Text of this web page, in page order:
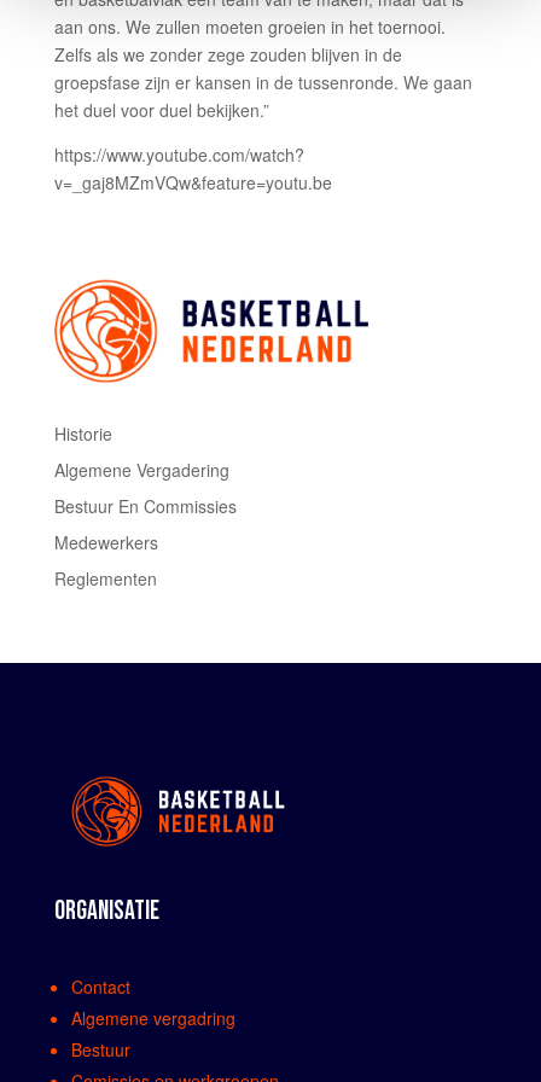
aan ons. We zullen moeten groeien in het toernooi.
Zelfs als we zonder zege zouden blijven in de
groepsfase zijn er kansen in de tussenronde. We gaan
het duel voor duel bekijken.”
https://www.youtube.com/watch?
v=_gaj8MZmVQw&feature=youtu.be
Historie
Algemene Vergadering
Bestuur En Commissies
Medewerkers
Reglementen
ORGANISATIE
Contact
Algemene vergadring
Bestuur